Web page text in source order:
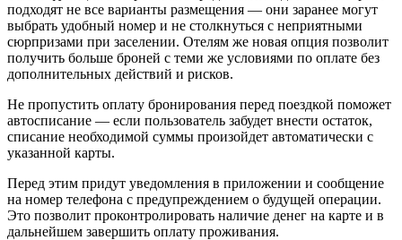
подходят не все варианты размещения — они заранее могут
выбрать удобный номер и не столкнуться с неприятными
сюрпризами при заселении. Отелям же новая опция позволит
получить больше броней с теми же условиями по оплате без
дополнительных действий и рисков.
Не пропустить оплату бронирования перед поездкой поможет
автосписание — если пользователь забудет внести остаток,
списание необходимой суммы произойдет автоматически с
указанной карты.
Перед этим придут уведомления в приложении и сообщение
на номер телефона с предупреждением о будущей операции.
Это позволит проконтролировать наличие денег на карте и в
дальнейшем завершить оплату проживания.